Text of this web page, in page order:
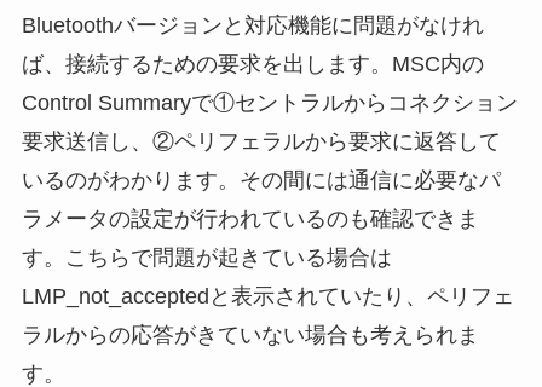
Bluetoothバージョンと対応機能に問題がなけれ
ば、接続するための要求を出します。MSC内の
Control Summaryで①セントラルからコネクション
要求送信し、②ペリフェラルから要求に返答して
いるのがわかります。その間には通信に必要なパ
ラメータの設定が行われているのも確認できま
す。こちらで問題が起きている場合は
LMP_not_acceptedと表示されていたり、ペリフェ
ラルからの応答がきていない場合も考えられま
す。